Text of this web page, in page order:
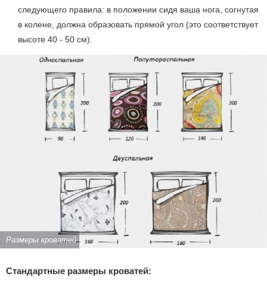
следующего правила: в положении сидя ваша нога, согнутая
в колене, должна образовать прямой угол (это соответствует
высоте 40 - 50 см).
Размеры кроватей
Стандартные размеры кроватей: